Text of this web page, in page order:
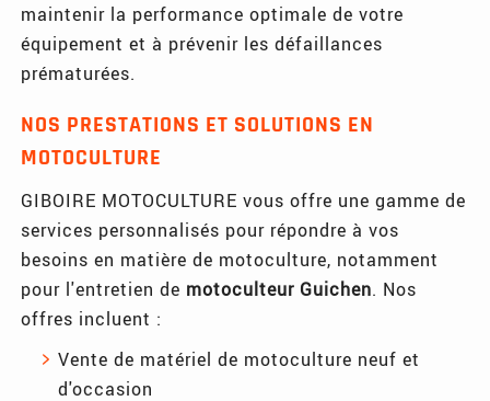
maintenir la performance optimale de votre
équipement et à prévenir les défaillances
prématurées.
NOS PRESTATIONS ET SOLUTIONS EN
MOTOCULTURE
GIBOIRE MOTOCULTURE vous offre une gamme de
services personnalisés pour répondre à vos
besoins en matière de motoculture, notamment
pour l'entretien de motoculteur Guichen. Nos
offres incluent :
Vente de matériel de motoculture neuf et
d'occasion